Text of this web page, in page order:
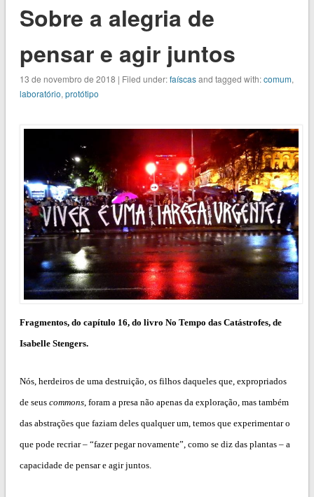
Sobre a alegria de
pensar e agir juntos
13 de novembro de 2018 | Filed under:faíscasand tagged with:comum,
laboratório, protótipo
Fragmentos, do capítulo 16, do livro No Tempo das Catástrofes, de
Isabelle Stengers.
Nós, herdeiros de uma destruição, os filhos daqueles que, expropriados
de seus commons, foram a presa não apenas da exploração, mas também
das abstrações que faziam deles qualquer um, temos que experimentar o
que pode recriar – “fazer pegar novamente”, como se diz das plantas – a
capacidade de pensar e agir juntos.